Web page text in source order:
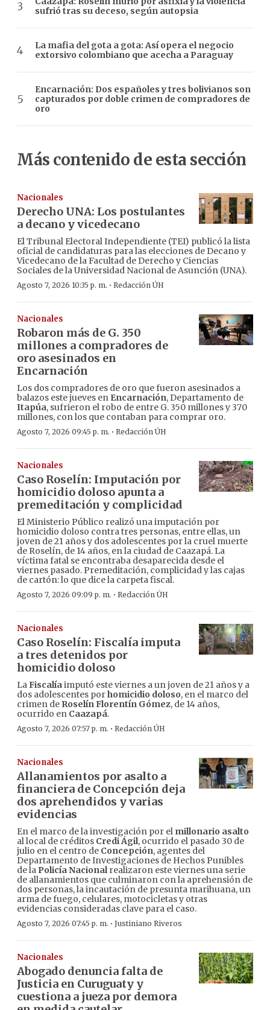
sufrió tras su deceso, según autopsia
La mafia del gota a gota: Así opera el negocio
extorsivo colombiano que acecha a Paraguay
Encarnación: Dos españoles y tres bolivianos son
capturados por doble crimen de compradores de
oro
Más contenido de esta sección
Nacionales
Derecho UNA: Los postulantes
a decano y vicedecano
El Tribunal Electoral Independiente (TEI) publicó la lista
oficial de candidaturas para las elecciones de Decano y
Vicedecano de la Facultad de Derecho y Ciencias
Sociales de la Universidad Nacional de Asunción (UNA).
Agosto 7, 2026 10:35 p. m. · Redacción ÚH
Nacionales
Robaron más de G. 350
millones a compradores de
oro asesinados en
Encarnación
Los dos compradores de oro que fueron asesinados a
balazos este jueves en Encarnación, Departamento de
Itapúa, sufrieron el robo de entre G. 350 millones y 370
millones, con los que contaban para comprar oro.
Agosto 7, 2026 09:45 p. m. · Redacción ÚH
Nacionales
Caso Roselín: Imputación por
homicidio doloso apunta a
premeditación y complicidad
El Ministerio Público realizó una imputación por
homicidio doloso contra tres personas, entre ellas, un
joven de 21 años y dos adolescentes por la cruel muerte
de Roselín, de 14 años, en la ciudad de Caazapá. La
víctima fatal se encontraba desaparecida desde el
viernes pasado. Premeditación, complicidad y las cajas
de cartón: lo que dice la carpeta fiscal.
Agosto 7, 2026 09:09 p. m. · Redacción ÚH
Nacionales
Caso Roselín: Fiscalía imputa
a tres detenidos por
homicidio doloso
LaFiscalíaimputó este viernes a un joven de 21 años y a
dos adolescentes porhomicidio doloso, en el marco del
crimen de Roselín Florentín Gómez, de 14 años,
ocurrido en Caazapá.
Agosto 7, 2026 07:57 p. m. · Redacción ÚH
Nacionales
Allanamientos por asalto a
financiera de Concepción deja
dos aprehendidos y varias
evidencias
En el marco de la investigación por el millonario asalto
al local de créditos Credi Ágil, ocurrido el pasado 30 de
julio en el centro de Concepción, agentes del
Departamento de Investigaciones de Hechos Punibles
de la Policía Nacionalrealizaron este viernes una serie
de allanamientos que culminaron con la aprehensión de
dos personas, la incautación de presunta marihuana, un
arma de fuego, celulares, motocicletas y otras
evidencias consideradas clave para el caso.
Agosto 7, 2026 07:45 p. m. · Justiniano Riveros
Nacionales
Abogado denuncia falta de
Justicia en Curuguaty y
cuestiona a jueza por demora